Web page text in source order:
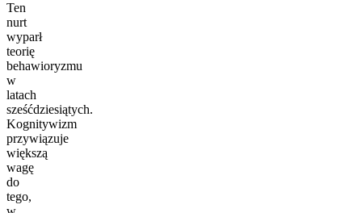
Ten
nurt
wyparł
teorię
behawioryzmu
w
latach
sześćdziesiątych.
Kognitywizm
przywiązuje
większą
wagę
do
tego,